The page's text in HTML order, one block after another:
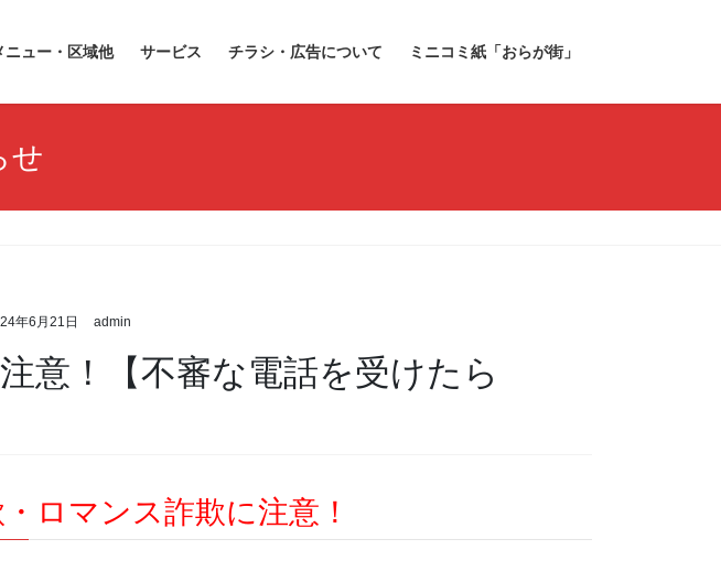
ニュー・区域他 サービス チラシ・広告について ミニコミ紙「おらが街」
せ
年6月21日 admin
意！【不審な電話を受けたら
ロマンス詐欺に注意！